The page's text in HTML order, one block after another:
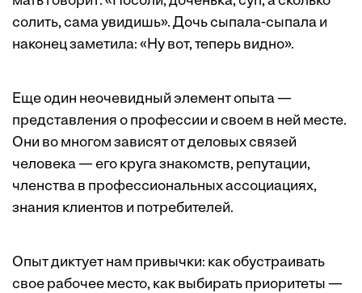
солить, сама увидишь». Дочь сыпала-сыпала и
наконец заметила: «Ну вот, теперь видно».
Еще один неочевидный элемент опыта —
представления о профессии и своем в ней месте.
Они во многом зависят от деловых связей
человека — его круга знакомств, репутации,
членства в профессиональных ассоциациях,
знания клиентов и потребителей.
Опыт диктует нам привычки: как обустраивать
свое рабочее место, как выбирать приоритеты —